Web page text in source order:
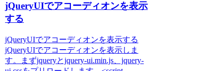
jQueryUIでアコーディオンを表示
する
jQueryUIでアコーディオンを表示する
jQueryUIでアコーディオンを表示しま
す。まずjqueryとjquery-ui.min.js、jquery-